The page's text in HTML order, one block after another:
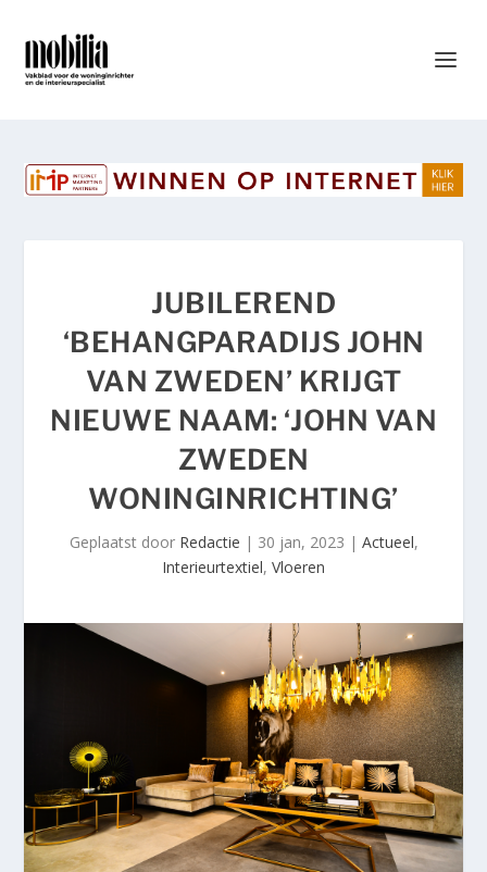
JUBILEREND
‘BEHANGPARADIJS JOHN
VAN ZWEDEN’ KRIJGT
NIEUWE NAAM: ‘JOHN VAN
ZWEDEN
WONINGINRICHTING’
Geplaatst door Redactie | 30 jan, 2023 | Actueel,
Interieurtextiel, Vloeren